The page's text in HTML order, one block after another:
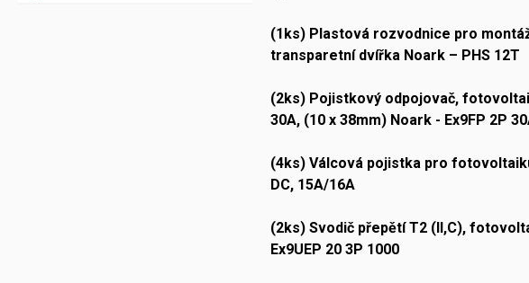
(1ks) Plastová rozvodnice pro
transparetní dvířka Noark – PHS 12T
(2ks) Pojistkový odpojovač,
30A, (10 x 38mm) Noark - Ex9FP 2P
(4ks) Válcová pojistka pro
DC, 15A/16A
(2ks) Svodič přepětí T2 (II,C),
Ex9UEP 20 3P 1000